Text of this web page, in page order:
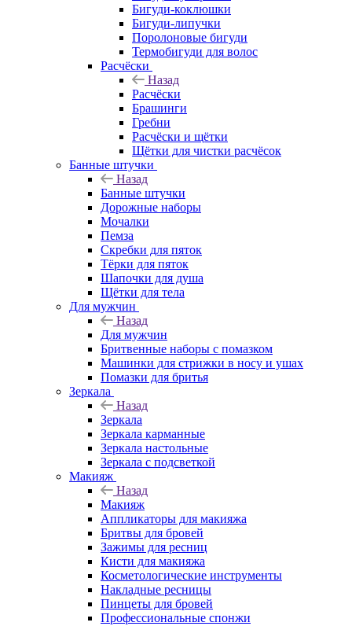
Бигуди-коклюшки
Бигуди-липучки
Поролоновые бигуди
Термобигуди для волос
Расчёски
Назад
Расчёски
Брашинги
Гребни
Расчёски и щётки
Щётки для чистки расчёсок
Банные штучки
Назад
Банные штучки
Дорожные наборы
Мочалки
Пемза
Скребки для пяток
Тёрки для пяток
Шапочки для душа
Щётки для тела
Для мужчин
Назад
Для мужчин
Бритвенные наборы с помазком
Машинки для стрижки в носу и ушах
Помазки для бритья
Зеркала
Назад
Зеркала
Зеркала карманные
Зеркала настольные
Зеркала с подсветкой
Макияж
Назад
Макияж
Аппликаторы для макияжа
Бритвы для бровей
Зажимы для ресниц
Кисти для макияжа
Косметологические инструменты
Накладные ресницы
Пинцеты для бровей
Профессиональные спонжи